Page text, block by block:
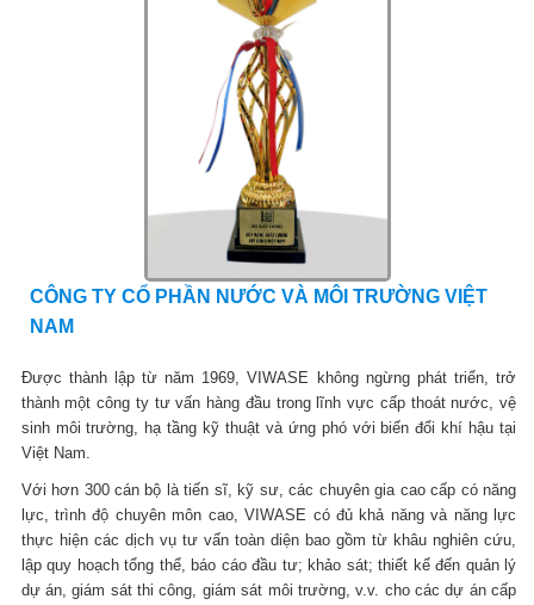
CÔNG TY CỔ PHẦN NƯỚC VÀ MÔI TRƯỜNG VIỆT
NAM
Được thành lập từ năm 1969, VIWASE không ngừng phát triển, trở
thành một công ty tư vấn hàng đầu trong lĩnh vực cấp thoát nước, vệ
sinh môi trường, hạ tầng kỹ thuật và ứng phó với biến đổi khí hậu tại
Việt Nam.
Với hơn 300 cán bộ là tiến sĩ, kỹ sư, các chuyên gia cao cấp có năng
lực, trình độ chuyên môn cao, VIWASE có đủ khả năng và năng lực
thực hiện các dịch vụ tư vấn toàn diện bao gồm từ khâu nghiên cứu,
lập quy hoạch tổng thể, báo cáo đầu tư; khảo sát; thiết kế đến quản lý
dự án, giám sát thi công, giám sát môi trường, v.v. cho các dự án cấp